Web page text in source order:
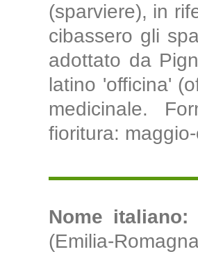
(sparviere), in
cibassero gli
adottato da
latino 'officina'
medicinale.
fioritura:
Nome italiano:
(Emilia-